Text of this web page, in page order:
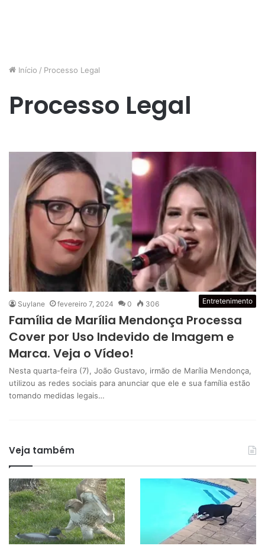
Início / Processo Legal
Processo Legal
Entretenimento
Suylane fevereiro 7, 2024 0 306
Família de Marília Mendonça Processa
Cover por Uso Indevido de Imagem e
Marca. Veja o Vídeo!
Nesta quarta-feira (7), João Gustavo, irmão de Marília Mendonça,
utilizou as redes sociais para anunciar que ele e sua família estão
tomando medidas legais…
Veja também